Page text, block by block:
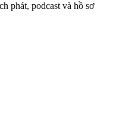
phát, podcast và hồ sơ